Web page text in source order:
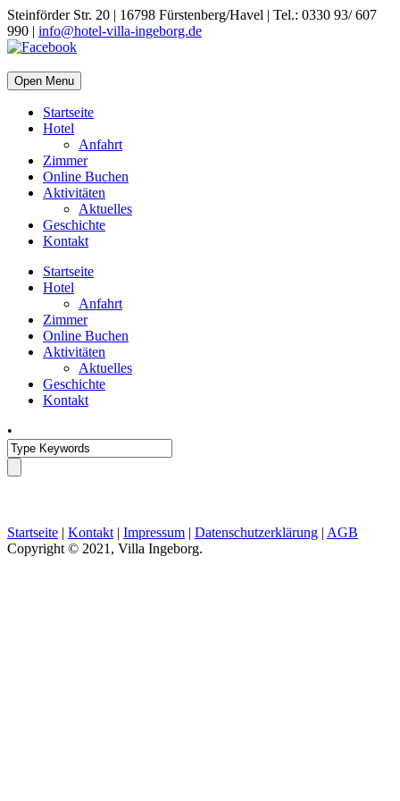
Steinförder Str. 20 | 16798 Fürstenberg/Havel | Tel.: 0330 93/ 607
990 | info@hotel-villa-ingeborg.de
Open Menu
Startseite
Hotel
Anfahrt
Zimmer
Online Buchen
Aktivitäten
Aktuelles
Geschichte
Kontakt
Startseite
Hotel
Anfahrt
Zimmer
Online Buchen
Aktivitäten
Aktuelles
Geschichte
Kontakt
•
Startseite | Kontakt | Impressum | Datenschutzerklärung | AGB
Copyright © 2021, Villa Ingeborg.